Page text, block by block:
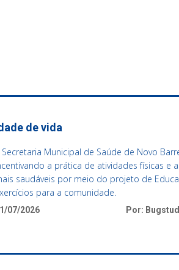
de vida
Secretaria Municipal de Saúde de Novo
a prática de atividades físicas e
saudáveis por meio do projeto de
para a comunidade.
07/2026 Por: